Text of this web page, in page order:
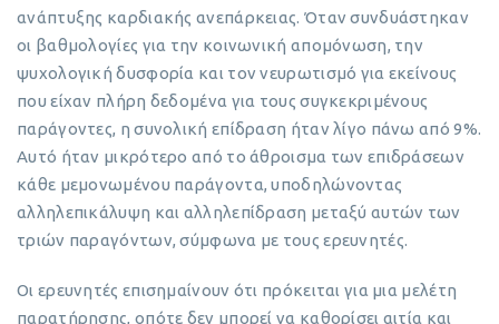
ανάπτυξης καρδιακής ανεπάρκειας. Όταν συνδυάστηκαν
οι βαθμολογίες για την κοινωνική απομόνωση, την
ψυχολογική δυσφορία και τον νευρωτισμό για εκείνους
που είχαν πλήρη δεδομένα για τους συγκεκριμένους
παράγοντες, η συνολική επίδραση ήταν λίγο πάνω από 9%.
Αυτό ήταν μικρότερο από το άθροισμα των επιδράσεων
κάθε μεμονωμένου παράγοντα, υποδηλώνοντας
αλληλεπικάλυψη και αλληλεπίδραση μεταξύ αυτών των
τριών παραγόντων, σύμφωνα με τους ερευνητές.
Οι ερευνητές επισημαίνουν ότι πρόκειται για μια μελέτη
παρατήρησης, οπότε δεν μπορεί να καθορίσει αιτία και